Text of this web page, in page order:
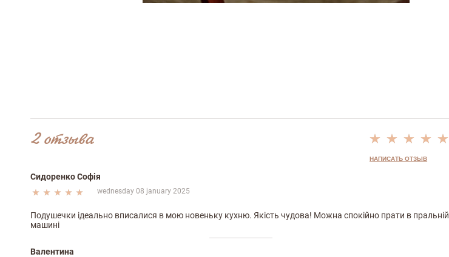
2 отзыва
НАПИСАТЬ ОТЗЫВ
Сидоренко Софія
wednesday 08 january 2025
Подушечки ідеально вписалися в мою новеньку кухню. Якість чудова! Можна спокійно прати в пральній
машині
Валентина